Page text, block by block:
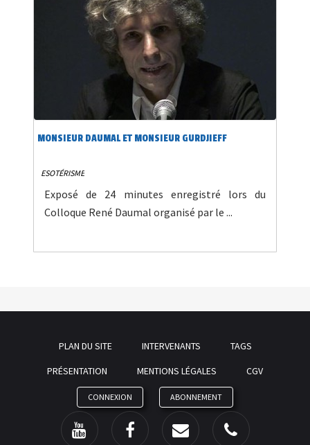
MONSIEUR DAUMAL ET MONSIEUR GURDJIEFF
ESOTÉRISME
Exposé de 24 minutes enregistré lors du
Colloque René Daumal organisé par le ...
PLAN DU SITE INTERVENANTS
TAGS
PRÉSENTATION
MENTIONS LÉGALES CGV
CONNEXION ABONNEMENT